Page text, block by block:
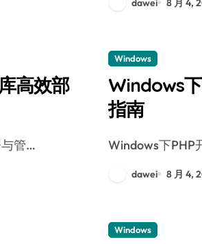
高效部
与管…
Windows
Windows
指南
Windows下
dawei 8 月 4,
Windows